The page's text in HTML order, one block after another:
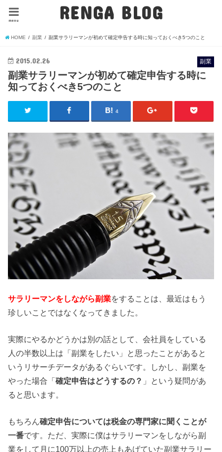
RENGA BLOG
menu
HOME 副業 副業サラリーマンが初めて確定申告する時に知っておくべき5つのこと
副業
2015.02.26
副業サラリーマンが初めて確定申告する時に
知っておくべき5つのこと
4
サラリーマンをしながら副業をすることは、最近はもう
珍しいことではなくなってきました。
実際にやるかどうかは別の話として、会社員をしている
人の半数以上は「副業をしたい」と思ったことがあると
いうリサーチデータがあるぐらいです。しかし、副業を
やった場合「確定申告はどうするの？ 」という疑問があ
ると思います。
もちろん確定申告については税金の専門家に聞くことが
一番です。ただ、実際に僕はサラリーマンをしながら副
業をして月に100万以上の売上もあげていた副業サラリー